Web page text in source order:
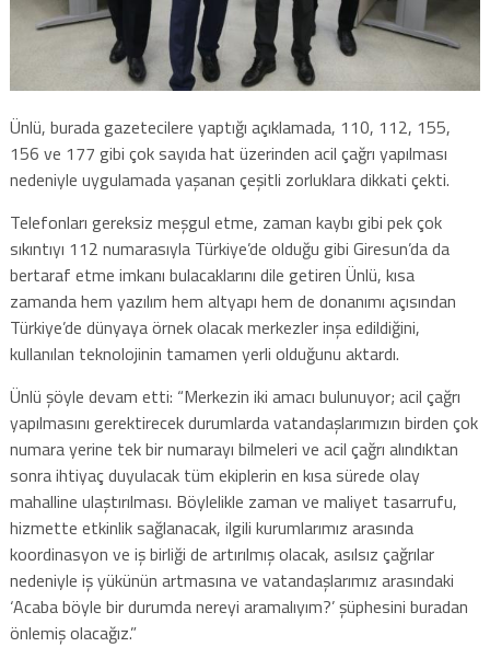
Ünlü, burada gazetecilere yaptığı açıklamada, 110, 112, 155,
156 ve 177 gibi çok sayıda hat üzerinden acil çağrı yapılması
nedeniyle uygulamada yaşanan çeşitli zorluklara dikkati çekti.
Telefonları gereksiz meşgul etme, zaman kaybı gibi pek çok
sıkıntıyı 112 numarasıyla Türkiye’de olduğu gibi Giresun’da da
bertaraf etme imkanı bulacaklarını dile getiren Ünlü, kısa
zamanda hem yazılım hem altyapı hem de donanımı açısından
Türkiye’de dünyaya örnek olacak merkezler inşa edildiğini,
kullanılan teknolojinin tamamen yerli olduğunu aktardı.
Ünlü şöyle devam etti: “Merkezin iki amacı bulunuyor; acil çağrı
yapılmasını gerektirecek durumlarda vatandaşlarımızın birden çok
numara yerine tek bir numarayı bilmeleri ve acil çağrı alındıktan
sonra ihtiyaç duyulacak tüm ekiplerin en kısa sürede olay
mahalline ulaştırılması. Böylelikle zaman ve maliyet tasarrufu,
hizmette etkinlik sağlanacak, ilgili kurumlarımız arasında
koordinasyon ve iş birliği de artırılmış olacak, asılsız çağrılar
nedeniyle iş yükünün artmasına ve vatandaşlarımız arasındaki
‘Acaba böyle bir durumda nereyi aramalıyım?’ şüphesini buradan
önlemiş olacağız.”